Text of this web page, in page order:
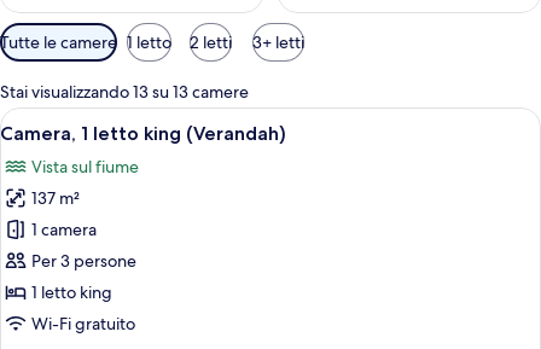
Filtri
disponibili
per
le
camere
Tutte le camere 1 letto 2 letti 3+ letti
Stai visualizzando 13 su 13 camere
Apri
tutte
le
foto
per
Camera,
1
letto
Una terrazza sul tetto con piscina,
6
Camera, 1 letto king (Verandah)
Vista sul fiume
137 m²
1 camera
Per 3 persone
1 letto king
Wi-Fi gratuito